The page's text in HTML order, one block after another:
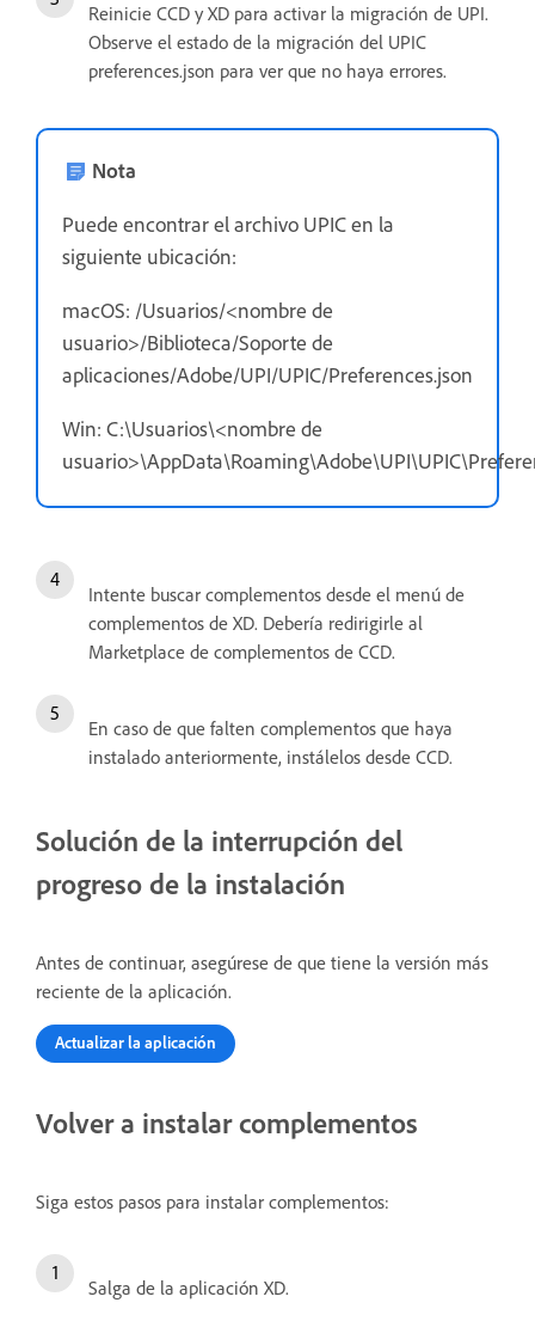
Reinicie CCD y XD para activar la migración de UPI.
Observe el estado de la migración del UPIC
preferences.json para ver que no haya errores.
Nota
Puede encontrar el archivo UPIC en la
siguiente ubicación:
macOS: /Usuarios/<nombre de
usuario>/Biblioteca/Soporte de
aplicaciones/Adobe/UPI/UPIC/Preferences.json
Win: C:\Usuarios\<nombre de
Intente buscar complementos desde el menú de
complementos de XD. Debería redirigirle al
Marketplace de complementos de CCD.
En caso de que falten complementos que haya
instalado anteriormente, instálelos desde CCD.
Solución de la interrupción del
progreso de la instalación
Antes de continuar, asegúrese de que tiene la versión más
reciente de la aplicación.
Actualizar la aplicación
Volver a instalar complementos
Siga estos pasos para instalar complementos:
Salga de la aplicación XD.